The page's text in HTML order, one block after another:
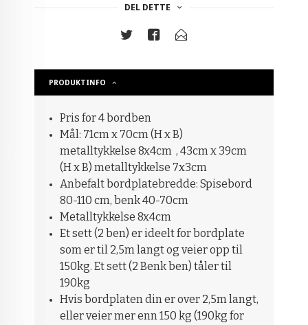
DEL DETTE
PRODUKTINFO
Pris for 4 bordben
Mål: 71cm x 70cm (H x B)
metalltykkelse 8x4cm, 43cm x 39cm
(H x B) metalltykkelse 7x3cm
Anbefalt bordplatebredde: Spisebord
80-110 cm, benk 40-70cm
Metalltykkelse 8x4cm
Et sett (2 ben) er ideelt for bordplate
som er til 2,5m langt og veier opp til
150kg. Et sett (2 Benk ben) tåler til
190kg
Hvis bordplaten din er over 2,5m langt,
eller veier mer enn 150 kg (190kg for